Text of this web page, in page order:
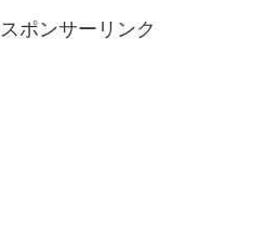
スポンサーリンク